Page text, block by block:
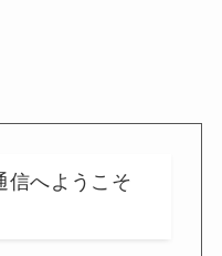
信へようこそ